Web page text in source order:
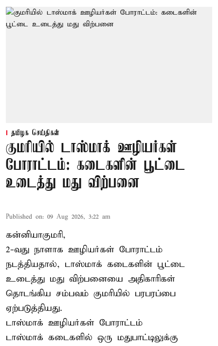
தமிழக செய்திகள்
குமரியில் டாஸ்மாக் ஊழியர்கள்
போராட்டம்: கடைகளின் பூட்டை
உடைத்து மது விற்பனை
Published on: 09 Aug 2026, 3:22 am
கன்னியாகுமரி,
2-வது நாளாக ஊழியர்கள் போராட்டம்
நடத்தியதால், டாஸ்மாக் கடைகளின் பூட்டை
உடைத்து மது விற்பனையை அதிகாரிகள்
தொடங்கிய சம்பவம் குமரியில் பரபரப்பை
ஏற்படுத்தியது.
டாஸ்மாக் ஊழியர்கள் போராட்டம்
டாஸ்மாக் கடைகளில் ஒரு மதுபாட்டிலுக்கு